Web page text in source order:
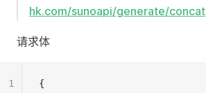
hk.com/sunoapi/generate/concat
请求体
{
1